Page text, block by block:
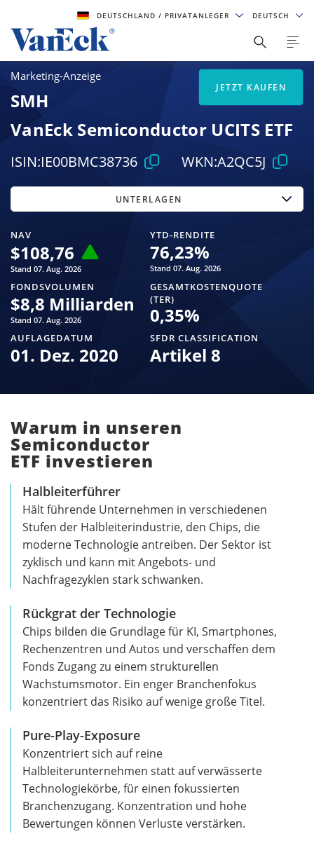
DEUTSCHLAND/ PRIVATANLEGER DEUTSCH
Marketing-Anzeige
SMH
VanEck Semiconductor UCITS ETF
ISIN:IE00BMC38736 WKN:A2QC5J
NAV
$108,76
Stand 07. Aug. 2026
YTD-RENDITE
76,23%
Stand 07. Aug. 2026
FONDSVOLUMEN
$8,8 Milliarden
Stand 07. Aug. 2026
GESAMTKOSTENQUOTE
(TER)
0,35%
AUFLAGEDATUM
01. Dez. 2020
SFDR CLASSIFICATION
Artikel 8
UNTERLAGEN
JETZT KAUFEN
Warum in unseren
Semiconductor
ETF investieren
Halbleiterführer
Hält führende Unternehmen in verschiedenen
Stufen der Halbleiterindustrie, den Chips, die
moderne Technologie antreiben. Der Sektor ist
zyklisch und kann mit Angebots- und
Nachfragezyklen stark schwanken.
Rückgrat der Technologie
Chips bilden die Grundlage für KI, Smartphones,
Rechenzentren und Autos und verschaffen dem
Fonds Zugang zu einem strukturellen
Wachstumsmotor. Ein enger Branchenfokus
konzentriert das Risiko auf wenige große Titel.
Pure-Play-Exposure
Konzentriert sich auf reine
Halbleiterunternehmen statt auf verwässerte
Technologiekörbe, für einen fokussierten
Branchenzugang. Konzentration und hohe
Bewertungen können Verluste verstärken.